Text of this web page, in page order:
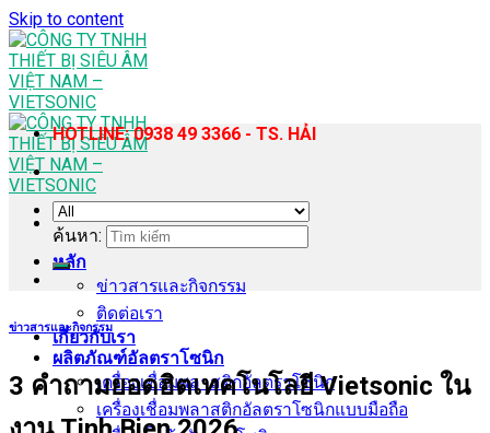
Skip to content
หลัก
ข่าวสารและกิจกรรม
ติดต่อเรา
เกี่ยวกับเรา
ผลิตภัณฑ์อัลตราโซนิก
เครื่องเชื่อมพลาสติกอัลตราโซนิก
เครื่องเชื่อมพลาสติกอัลตราโซนิกแบบมือถือ
HOTLINE: 0938 49 3366 - TS. HẢI
ค้นหา:
ข่าวสารและกิจกรรม
3 คำถามยอดฮิตเทคโนโลยี Vietsonic ใน